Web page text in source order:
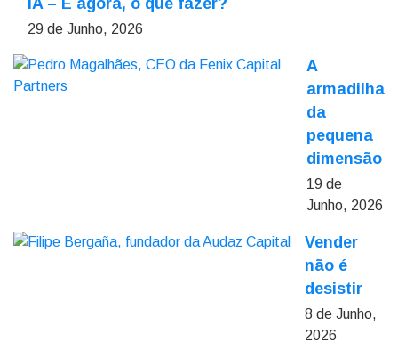
IA – E agora, o que fazer?
29 de Junho, 2026
A
armadilha
da
pequena
dimensão
19 de
Junho, 2026
Vender
não é
desistir
8 de Junho,
2026